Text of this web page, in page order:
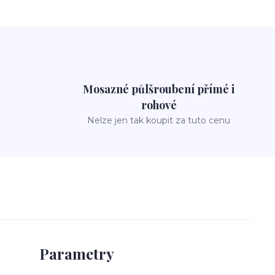
Mosazné půlšroubení přímé i
rohové
Nelze jen tak koupit za tuto cenu
Parametry